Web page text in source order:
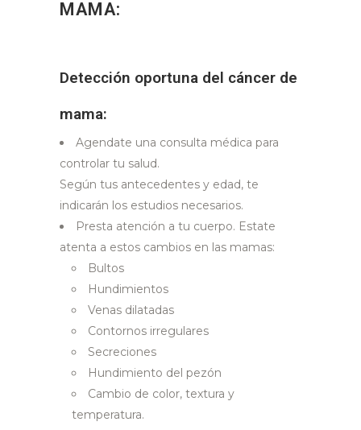
MAMA:
Detección oportuna del cáncer de
mama:
Agendate una consulta médica para
controlar tu salud.
Según tus antecedentes y edad, te
indicarán los estudios necesarios.
Presta atención a tu cuerpo. Estate
atenta a estos cambios en las mamas:
Bultos
Hundimientos
Venas dilatadas
Contornos irregulares
Secreciones
Hundimiento del pezón
Cambio de color, textura y
temperatura.